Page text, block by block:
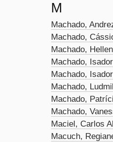
M
Machado,
Machado,
Machado,
Machado,
Machado,
Machado,
Machado,
Machado,
Maciel, Carlos
Macuch,